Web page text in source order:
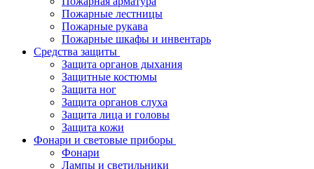
Пожарные лестницы
Пожарные рукава
Пожарные шкафы и инвентарь
Средства защиты
Защита органов дыхания
Защитные костюмы
Защита ног
Защита органов слуха
Защита лица и головы
Защита кожи
Фонари и световые приборы
Фонари
Лампы и светильники